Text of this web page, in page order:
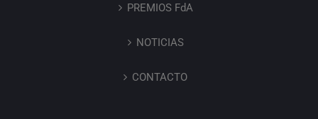
PREMIOS FdA
NOTICIAS
CONTACTO